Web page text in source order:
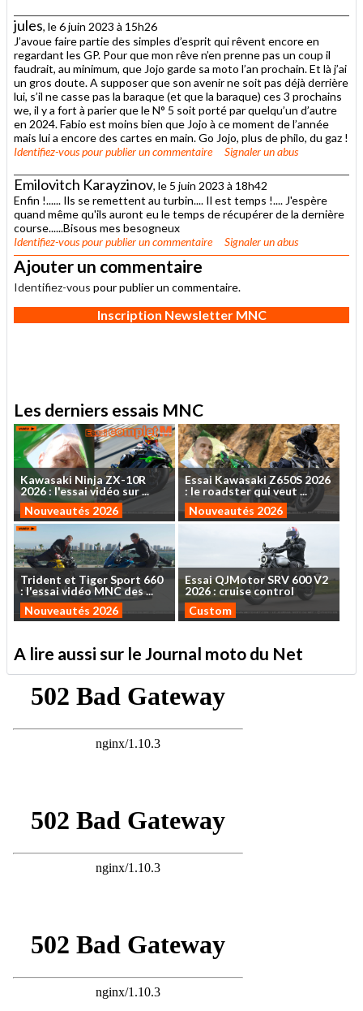
jules, le 6 juin 2023 à 15h26
J’avoue faire partie des simples d’esprit qui rêvent encore en
regardant les GP. Pour que mon rêve n’en prenne pas un coup il
faudrait, au minimum, que Jojo garde sa moto l’an prochain. Et là j’ai
un gros doute. A supposer que son avenir ne soit pas déjà derrière
lui, s’il ne casse pas la baraque (et que la baraque) ces 3 prochains
we, il y a fort à parier que le N° 5 soit porté par quelqu’un d’autre
en 2024. Fabio est moins bien que Jojo à ce moment de l’année
mais lui a encore des cartes en main. Go Jojo, plus de philo, du gaz !
Identifiez-vouspour publier un commentaire Signaler un abus
Emilovitch Karayzinov, le 5 juin 2023 à 18h42
Enfin !...... Ils se remettent au turbin.... Il est temps !.... J'espère
quand même qu'ils auront eu le temps de récupérer de la dernière
course......Bisous mes besogneux
Identifiez-vouspour publier un commentaire Signaler un abus
Ajouter un commentaire
Identifiez-vous pour publier un commentaire.
Inscription Newsletter MNC
Les derniers essais MNC
Kawasaki NinjaZX-10R
2026: l'essaividéo sur...
Nouveautés 2026
Essai KawasakiZ650S 2026
: le roadsterquiveut ...
Nouveautés 2026
Trident et TigerSport 660
: l'essaividéoMNCdes...
Nouveautés 2026
EssaiQJMotorSRV 600V2
2026 : cruise control
Custom
A lire aussi sur le Journal moto du Net